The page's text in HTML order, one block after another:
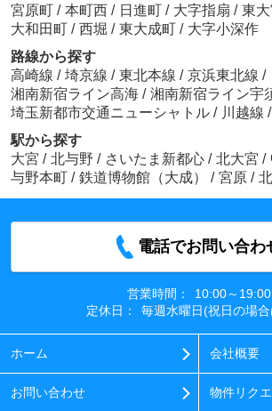
宮原町 / 本町西 / 日進町 / 大字指扇 / 東
大和田町 / 西堀 / 東大成町 / 大字小深作
路線から探す
高崎線 / 埼京線 / 東北本線 / 京浜東北線 /
湘南新宿ライン高海 / 湘南新宿ライン宇
埼玉新都市交通ニューシャトル / 川越線 /
駅から探す
大宮 / 北与野 / さいたま新都心 / 北大宮 /
与野本町 / 鉄道博物館（大成） / 宮原 /
電話でお問い合わ
営業時間：
10:00～19:00
定休日：
毎週水曜日(祝日の場
ホーム 会社概要
お問い合わせ 物件リク